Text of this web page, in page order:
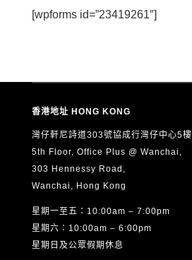
[wpforms id=”23419261″]
香港地址 HONG KONG
灣仔軒尼詩道303號協成行灣仔中心5樓
5th Floor, Office Plus @ Wanchai,
303 Hennessy Road,
Wanchai, Hong Kong
星期一至五：10:00am – 7:00pm
星期六：10:00am – 6:00pm
星期日及公眾假期休息